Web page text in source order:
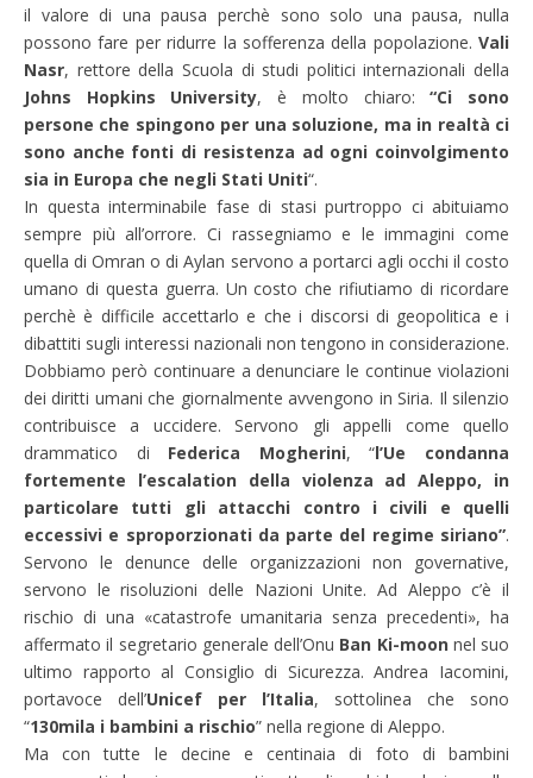
il valore di una pausa perchè sono solo una pausa, nulla
possono fare per ridurre la sofferenza della popolazione. Vali
Nasr, rettore della Scuola di studi politici internazionali della
Johns Hopkins University, è molto chiaro:“Ci sono
persone che spingono per una soluzione, ma in realtà ci
sono anche fonti di resistenza ad ogni coinvolgimento
sia in Europa che negli Stati Uniti“.
In questa interminabile fase di stasi purtroppo ci abituiamo
sempre più all’orrore. Ci rassegniamo e le immagini come
quella di Omran o di Aylan servono a portarci agli occhi il costo
umano di questa guerra. Un costo che rifiutiamo di ricordare
perchè è difficile accettarlo e che i discorsi di geopolitica e i
dibattiti sugli interessi nazionali non tengono in considerazione.
Dobbiamo però continuare a denunciare le continue violazioni
dei diritti umani che giornalmente avvengono in Siria. Il silenzio
contribuisce a uccidere. Servono gli appelli come quello
drammatico di Federica Mogherini, “l’Ue condanna
fortemente l’escalation della violenza ad Aleppo, in
particolare tutti gli attacchi contro i civili e quelli
eccessivi e sproporzionati da parte del regime siriano”.
Servono le denunce delle organizzazioni non governative,
servono le risoluzioni delle Nazioni Unite. Ad Aleppo c’è il
rischio di una «catastrofe umanitaria senza precedenti», ha
affermato il segretario generale dell’Onu Ban Ki-moonnel suo
ultimo rapporto al Consiglio di Sicurezza. Andrea Iacomini,
portavoce dell’Unicef per l’Italia, sottolinea che sono
“130mila i bambini a rischio” nella regione di Aleppo.
Ma con tutte le decine e centinaia di foto di bambini